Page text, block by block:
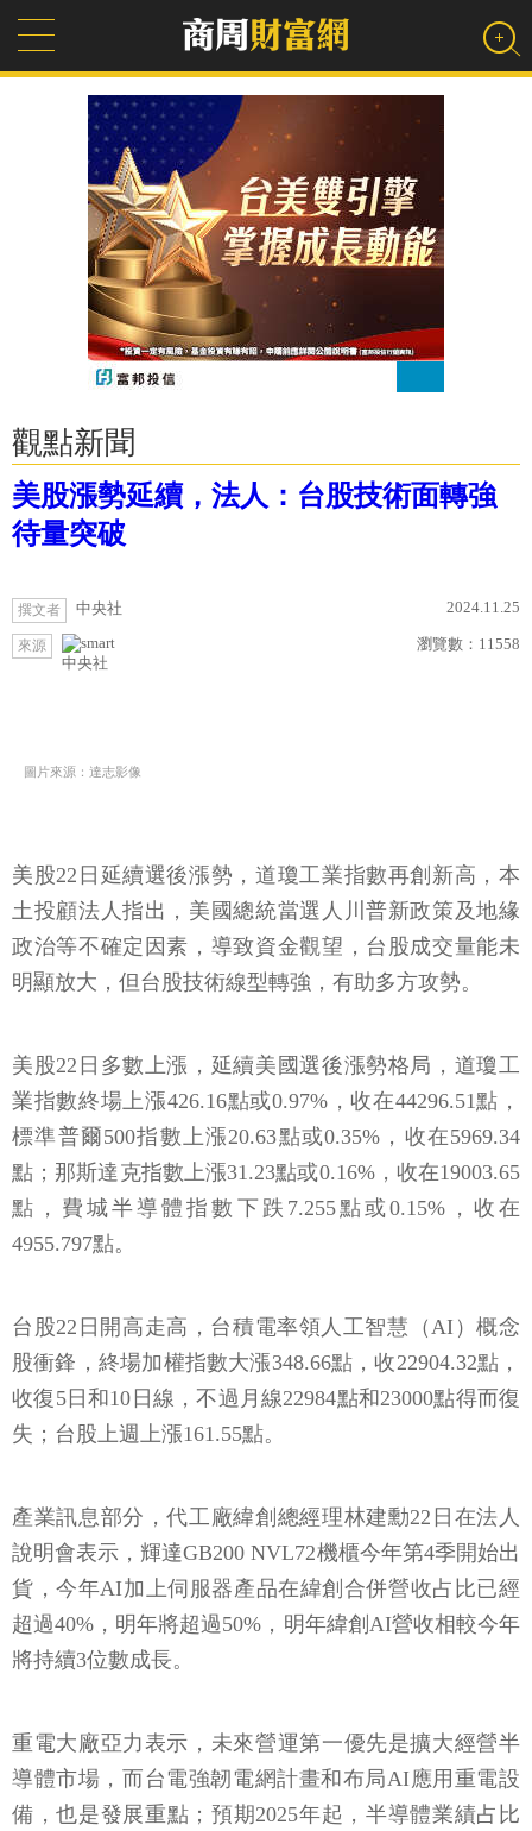
觀點新聞
美股漲勢延續，法人：台股技術面轉強
待量突破
撰文者 中央社 2024.11.25
來源
中央社
瀏覽數： 11558
圖片來源：達志影像
美股22日延續選後漲勢，道瓊工業指數再創新高，本
土投顧法人指出，美國總統當選人川普新政策及地緣
政治等不確定因素，導致資金觀望，台股成交量能未
明顯放大，但台股技術線型轉強，有助多方攻勢。
美股22日多數上漲，延續美國選後漲勢格局，道瓊工
業指數終場上漲426.16點或0.97%，收在44296.51點，
標準普爾500指數上漲20.63點或0.35%，收在5969.34
點；那斯達克指數上漲31.23點或0.16%，收在19003.65
點，費城半導體指數下跌7.255點或0.15%，收在
4955.797點。
台股22日開高走高，台積電率領人工智慧（AI）概念
股衝鋒，終場加權指數大漲348.66點，收22904.32點，
收復5日和10日線，不過月線22984點和23000點得而復
失；台股上週上漲161.55點。
產業訊息部分，代工廠緯創總經理林建勳22日在法人
說明會表示，輝達GB200 NVL72機櫃今年第4季開始出
貨，今年AI加上伺服器產品在緯創合併營收占比已經
超過40%，明年將超過50%，明年緯創AI營收相較今年
將持續3位數成長。
重電大廠亞力表示，未來營運第一優先是擴大經營半
導體市場，而台電強韌電網計畫和布局AI應用重電設
備，也是發展重點；預期2025年起，半導體業績占比